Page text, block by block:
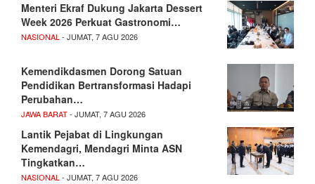
Menteri Ekraf Dukung Jakarta Dessert
Week 2026 Perkuat Gastronomi…
NASIONAL- JUMAT, 7 AGU 2026
Kemendikdasmen Dorong Satuan
Pendidikan Bertransformasi Hadapi
Perubahan…
JAWA BARAT- JUMAT, 7 AGU 2026
Lantik Pejabat di Lingkungan
Kemendagri, Mendagri Minta ASN
Tingkatkan…
NASIONAL- JUMAT, 7 AGU 2026